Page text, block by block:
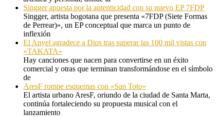
Singger apuesta por la autenticidad con su nuevo EP 7FDP
Singger, artista bogotana que presenta «7FDP (Siete Formas
de Perrear)», un EP conceptual que marca un punto de
inflexión
El Anyel agradece a Dios tras superar las 100 mil vistas con
«TAKATA»
Hay canciones que nacen para convertirse en un éxito
comercial y otras que terminan transformándose en el símbolo
de
AresF rompe esquemas con «San Toto»
El artista urbano AresF, oriundo de la ciudad de Santa Marta,
continúa fortaleciendo su propuesta musical con el
lanzamiento